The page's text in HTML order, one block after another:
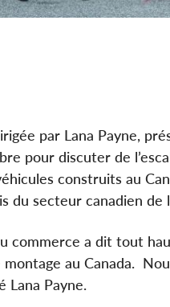
par Lana Payne,
pour discuter de
construits au
du secteur canadien de
commerce a dit tout
au Canada.
Lana Payne.